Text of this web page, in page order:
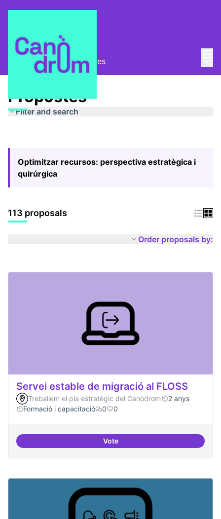
Pla Estratègic Propostes
Propostes
Filter and search
Optimitzar recursos: perspectiva estratègica i
quirúrgica
113 proposals
Order proposals by:
Servei estable de migració al FLOSS
Treballem el pla estratègic del Canòdrom
2 anys
Formació i capacitació
0 0
VoteServei estable de migració al